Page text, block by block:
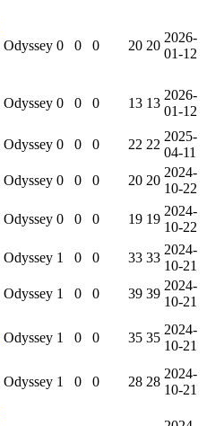
Odyssey 0 0 0 20 20
2026-
01-12
Odyssey 0 0 0 13 13
2026-
01-12
Odyssey 0 0 0 22 22
2025-
04-11
Odyssey 0 0 0 20 20
2024-
10-22
Odyssey 0 0 0 19 19
2024-
10-22
Odyssey 1 0 0 33 33
2024-
10-21
Odyssey 1 0 0 39 39
2024-
10-21
Odyssey 1 0 0 35 35
2024-
10-21
Odyssey 1 0 0 28 28
2024-
10-21